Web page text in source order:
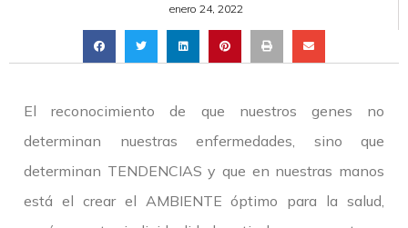
enero 24, 2022
El reconocimiento de que nuestros genes no
determinan nuestras enfermedades, sino que
determinan TENDENCIAS y que en nuestras manos
está el crear el AMBIENTE óptimo para la salud,